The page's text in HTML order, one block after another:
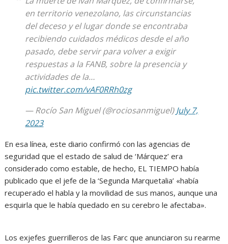
en territorio venezolano, las circunstancias
del deceso y el lugar donde se encontraba
recibiendo cuidados médicos desde el año
pasado, debe servir para volver a exigir
respuestas a la FANB, sobre la presencia y
actividades de la…
pic.twitter.com/vAF0RRh0zg
— Rocío San Miguel (@rociosanmiguel)July 7,
2023
En esa línea, este diario confirmó con las agencias de
seguridad que el estado de salud de ‘Márquez’ era
considerado como estable, de hecho, EL TIEMPO había
publicado que el jefe de la ‘Segunda Marquetalia’ «había
recuperado el habla y la movilidad de sus manos, aunque una
esquirla que le había quedado en su cerebro le afectaba».
Los exjefes guerrilleros de las Farc que anunciaron su rearme